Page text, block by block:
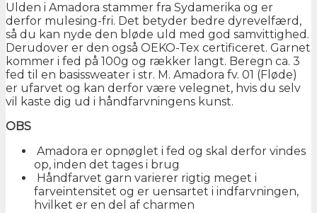
Ulden i Amadora stammer fra Sydamerika og er
derfor mulesing-fri. Det betyder bedre dyrevelfærd,
så du kan nyde den bløde uld med god samvittighed.
Derudover er den også OEKO-Tex certificeret. Garnet
kommer i fed på 100g og rækker langt. Beregn ca. 3
fed til en basissweater i str. M. Amadora fv. 01 (Fløde)
er ufarvet og kan derfor være velegnet, hvis du selv
vil kaste dig ud i håndfarvningens kunst.
OBS
Amadora er opnøglet i fed og skal derfor vindes
op, inden det tages i brug
Håndfarvet garn varierer rigtig meget i
farveintensitet og er uensartet i indfarvningen,
hvilket er en del af charmen